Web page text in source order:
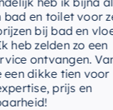
en toilet voor zeer
bij bad en vloer
zelden zo een
ontvangen. Van mij
dikke tien voor
prijs en